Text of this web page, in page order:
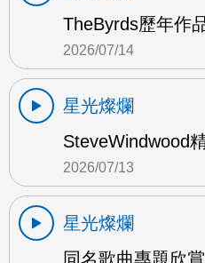
TheByrds歷年作
2026/07/14
星光燦爛
SteveWindwood
2026/07/13
星光燦爛
同名歌曲專題欣